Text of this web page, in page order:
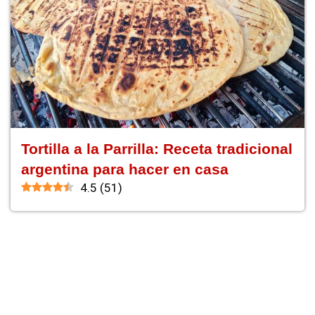
Tortilla a la Parrilla: Receta tradicional
argentina para hacer en casa
4.5 (51 )